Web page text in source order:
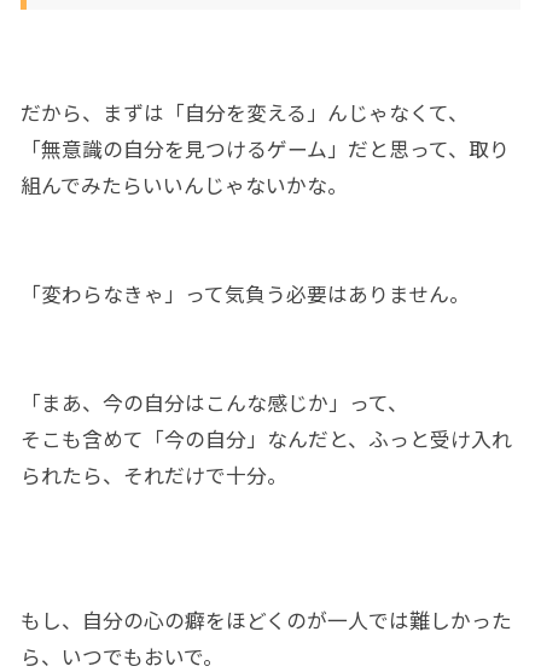
だから、まずは「自分を変える」んじゃなくて、
「無意識の自分を見つけるゲーム」だと思って、取り
組んでみたらいいんじゃないかな。
「変わらなきゃ」って気負う必要はありません。
「まあ、今の自分はこんな感じか」って、
そこも含めて「今の自分」なんだと、ふっと受け入れ
られたら、それだけで十分。
もし、自分の心の癖をほどくのが一人では難しかった
ら、いつでもおいで。